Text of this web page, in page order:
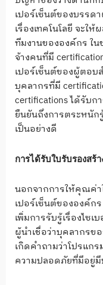
เปอร์เซ็นต์ของบรรด
เรื่องเทคโนโลยี จะใ
ทีมงานขององค์กร ใ
จ้างคนที่มี
เปอร์เซ็นต์ของผู้ตอบ
บุคลากรที่มี
certifications ได้รับก
ยืนยันถึงการตระหนัก
เป็นอย่างดี
การได้รับใบรับรองสร้
นอกจากการให้คุณค่า
เปอร์เซ็นต์ขององค์ก
เพิ่มการรับรู้เรื่องไซเ
ผู้นำเชื่อว่าบุคลากรข
เกิดคำถามว่าโปรแก
ความปลอดภัยที่มีอยู่